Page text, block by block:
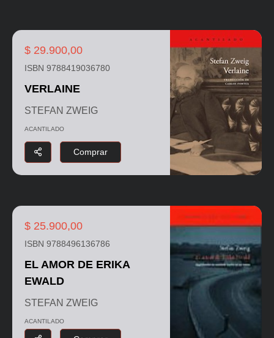
$ 29.900,00
ISBN 9788419036780
VERLAINE
STEFAN ZWEIG
ACANTILADO
Comprar
$ 25.900,00
ISBN 9788496136786
EL AMOR DE ERIKA
EWALD
STEFAN ZWEIG
ACANTILADO